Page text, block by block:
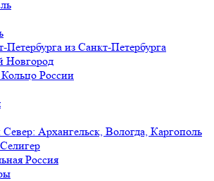
Петербурга из Санкт-Петербурга
Новгород
Кольцо России
Север: Архангельск, Вологда, Каргополь
Россия